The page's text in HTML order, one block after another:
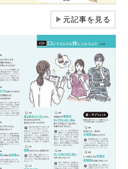
▶元記事を見る